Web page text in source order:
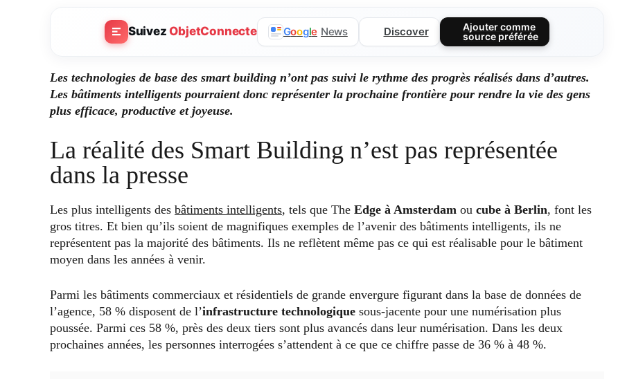
SuivezObjetConnecte Google News Discover
Ajouter comme
source préférée
Les technologies de base des smart building n’ont pas suivi le rythme des progrès réalisés dans d’autres.
Les bâtiments intelligents pourraient donc représenter la prochaine frontière pour rendre la vie des gens
plus efficace, productive et joyeuse.
La réalité des Smart Building n’est pas représentée
dans la presse
Les plus intelligents des bâtiments intelligents, tels que The Edge à Amsterdam ou cube à Berlin, font les
gros titres. Et bien qu’ils soient de magnifiques exemples de l’avenir des bâtiments intelligents, ils ne
représentent pas la majorité des bâtiments. Ils ne reflètent même pas ce qui est réalisable pour le bâtiment
moyen dans les années à venir.
Parmi les bâtiments commerciaux et résidentiels de grande envergure figurant dans la base de données de
l’agence, 58 % disposent de l’infrastructure technologique sous-jacente pour une numérisation plus
poussée. Parmi ces 58 %, près des deux tiers sont plus avancés dans leur numérisation. Dans les deux
prochaines années, les personnes interrogées s’attendent à ce que ce chiffre passe de 36 % à 48 %.